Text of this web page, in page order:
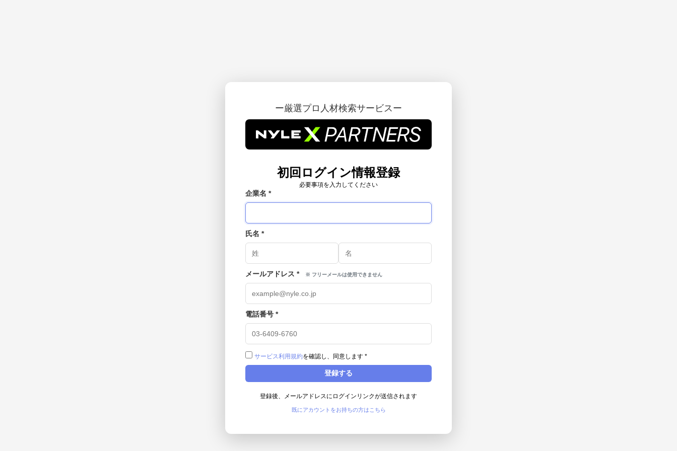
ー厳選プロ人材検索サービスー
初回ログイン情報登録
必要事項を入力してください
企業名 *
氏名 *
メールアドレス * ※ フリーメールは使用できません
電話番号 *
サービス利用規約を確認し、同意します *
登録する
登録後、メールアドレスにログインリンクが送信されます
既にアカウントをお持ちの方はこちら